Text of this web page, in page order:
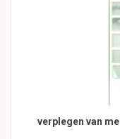
verplegen van